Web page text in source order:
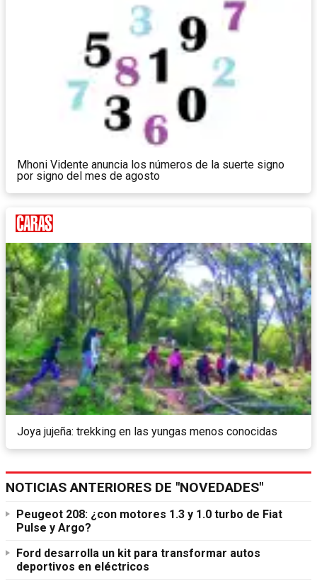
Mhoni Vidente anuncia los números de la suerte signo
por signo del mes de agosto
Joya jujeña: trekking en las yungas menos conocidas
NOTICIAS ANTERIORES DE "NOVEDADES"
Peugeot 208: ¿con motores 1.3 y 1.0 turbo de Fiat
Pulse y Argo?
Ford desarrolla un kit para transformar autos
deportivos en eléctricos